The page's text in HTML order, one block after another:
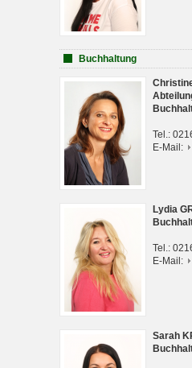
Buchhaltung
Tel.:
E-Mail:
Lydia
Tel.:
E-Mail:
Sarah